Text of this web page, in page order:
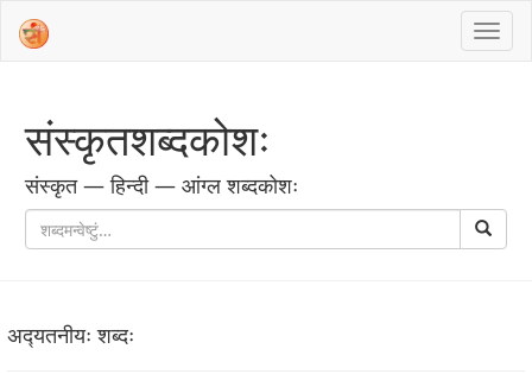
संस्‍कृतशब्‍दकोशः
संस्‍कृत — हिन्दी — आंग्ल शब्‍दकोशः
अद्‍यतनीयः शब्‍दः